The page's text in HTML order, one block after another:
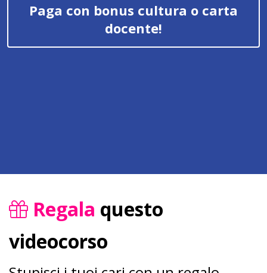
Paga con bonus cultura o carta
docente!
Regala questo
videocorso